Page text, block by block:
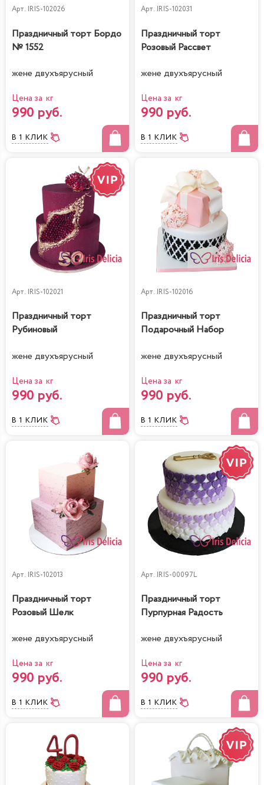
Арт. IRIS-102026
Праздничный торт Бордо
№ 1552
жене двухъярусный
Цена за кг
990 руб.
В 1 КЛИК
Арт. IRIS-102031
Праздничный торт
Розовый Рассвет
жене двухъярусный
Цена за кг
990 руб.
В 1 КЛИК
Арт. IRIS-102021
Праздничный торт
Рубиновый
жене двухъярусный
Цена за кг
990 руб.
В 1 КЛИК
Арт. IRIS-102016
Праздничный торт
Подарочный Набор
жене двухъярусный
Цена за кг
990 руб.
В 1 КЛИК
Арт. IRIS-102013
Праздничный торт
Розовый Шелк
жене двухъярусный
Цена за кг
990 руб.
В 1 КЛИК
Арт. IRIS-00097L
Праздничный торт
Пурпурная Радость
жене двухъярусный
Цена за кг
990 руб.
В 1 КЛИК